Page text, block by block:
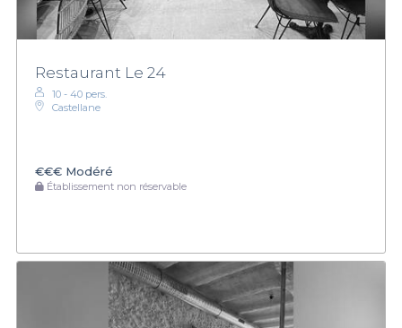
Restaurant Le 24
10 - 40 pers.
Castellane
€€€ Modéré
Établissement non réservable